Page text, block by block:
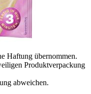
Haftung übernommen.
Produktverpackung
abweichen.